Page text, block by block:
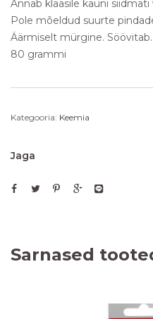
Annab klaasile kauni siidmati
Pole mõeldud suurte
Äärmiselt mürgine. Söövitab.
80 grammi
Kategooria: Keemia
Jaga
Sarnased